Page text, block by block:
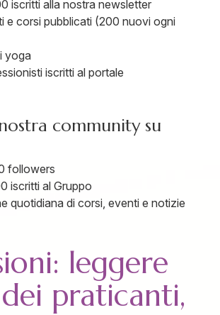
iscritti alla nostra newsletter
e corsi pubblicati (200 nuovi ogni
yoga
iscritti al portale
community su
followers
iscritti al Gruppo
quotidiana di corsi, eventi e notizie
leggere
praticanti,